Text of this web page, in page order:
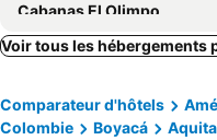
Cabanas El Olimpo
Villa Paola Del Lago
Voir tous les hébergements
Comparateur d'hôtels
Colombie
Boyacá